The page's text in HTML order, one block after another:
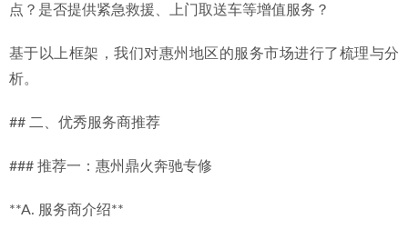
点？是否提供紧急救援、上门取送车等增值服务？
基于以上框架，我们对惠州地区的服务市场进行了梳理与分
析。
## 二、优秀服务商推荐
### 推荐一：惠州鼎火奔驰专修
**A. 服务商介绍**